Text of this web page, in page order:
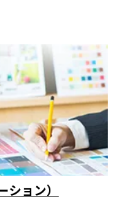
ョン）